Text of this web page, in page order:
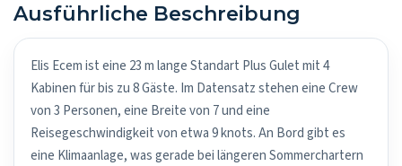
Ausführliche Beschreibung
Elis Ecem ist eine 23 m lange Standart Plus Gulet mit 4
Kabinen für bis zu 8 Gäste. Im Datensatz stehen eine Crew
von 3 Personen, eine Breite von 7 und eine
Reisegeschwindigkeit von etwa 9 knots. An Bord gibt es
eine Klimaanlage, was gerade bei längeren Sommerchartern